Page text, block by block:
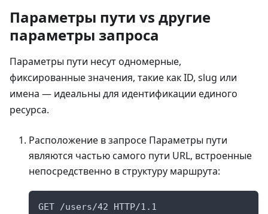
Параметры пути vs другие
параметры запроса
Параметры пути несут одномерные,
фиксированные значения, такие как ID, slug или
имена — идеальны для идентификации единого
ресурса.
Расположение в запросе Параметры пути
являются частью самого пути URL, встроенные
непосредственно в структуру маршрута:
GET /users/42 HTTP/1.1